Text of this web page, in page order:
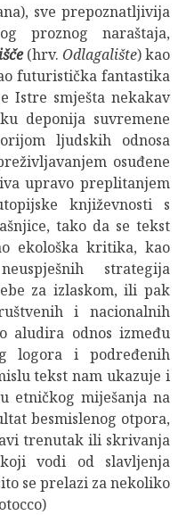
sve prepoznatljivija
proznog naraštaja,
(hrv. Odlagalište) kao
futuristička fantastika
Istre smješta nekakav
deponija suvremene
ljudskih odnosa
osuđene
upravo preplitanjem
književnosti s
tako da se tekst
ekološka kritika, kao
strategija
za izlaskom, ili pak
i nacionalnih
aludira odnos između
logora i podređenih
tekst nam ukazuje i
etničkog miješanja na
besmislenog otpora,
trenutak ili skrivanja
vodi od slavljenja
se prelazi za nekoliko